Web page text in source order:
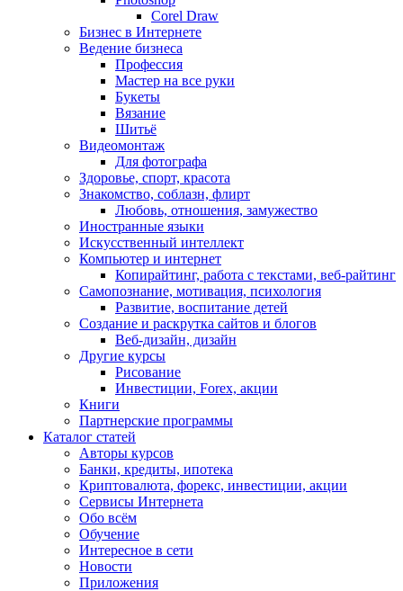
Corel Draw
Бизнес в Интернете
Ведение бизнеса
Профессия
Мастер на все руки
Букеты
Вязание
Шитьё
Видеомонтаж
Для фотографа
Здоровье, спорт, красота
Знакомство, соблазн, флирт
Любовь, отношения, замужество
Иностранные языки
Искусственный интеллект
Компьютер и интернет
Копирайтинг, работа с текстами, веб-райтинг
Самопознание, мотивация, психология
Развитие, воспитание детей
Создание и раскрутка сайтов и блогов
Веб-дизайн, дизайн
Другие курсы
Рисование
Инвестиции, Forex, акции
Книги
Партнерские программы
Каталог статей
Авторы курсов
Банки, кредиты, ипотека
Криптовалюта, форекс, инвестиции, акции
Сервисы Интернета
Обо всём
Обучение
Интересное в сети
Новости
Приложения